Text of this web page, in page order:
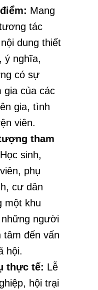
Mang
tác
dung thiết
ý nghĩa,
có sự
gia của các
gia, tình
viên.
tham
Học sinh,
phụ
cư dân
một khu
người
tâm đến vấn
hội.
thực tế: Lễ
hội trại